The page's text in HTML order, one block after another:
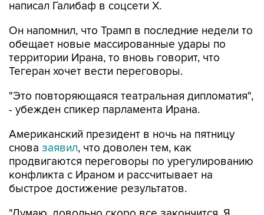
написал Галибаф в соцсети X.
Он напомнил, что Трамп в последние недели то
обещает новые массированные удары по
территории Ирана, то вновь говорит, что
Тегеран хочет вести переговоры.
"Это повторяющаяся театральная дипломатия",
- убежден спикер парламента Ирана.
Американский президент в ночь на пятницу
снова заявил, что доволен тем, как
продвигаются переговоры по урегулированию
конфликта с Ираном и рассчитывает на
быстрое достижение результатов.